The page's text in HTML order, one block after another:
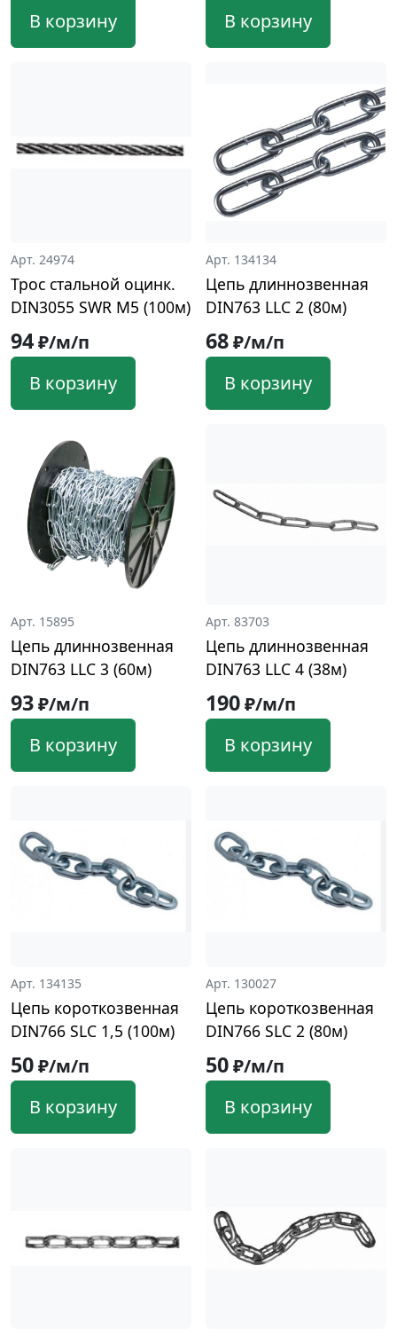
В корзину
В корзину
Арт. 24974
Трос стальной оцинк.
DIN3055 SWR М5 (100м)
94₽/м/п
В корзину
Арт. 134134
Цепь длиннозвенная
DIN763 LLC 2 (80м)
68₽/м/п
В корзину
Арт. 15895
Цепь длиннозвенная
DIN763 LLC 3 (60м)
93₽/м/п
В корзину
Арт. 83703
Цепь длиннозвенная
DIN763 LLC 4 (38м)
190₽/м/п
В корзину
Арт. 134135
Цепь короткозвенная
DIN766 SLC 1,5 (100м)
50₽/м/п
В корзину
Арт. 130027
Цепь короткозвенная
DIN766 SLC 2 (80м)
50₽/м/п
В корзину